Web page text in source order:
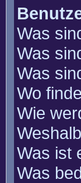
Was
Was
Was
Wo
Wie
Was ist
Was